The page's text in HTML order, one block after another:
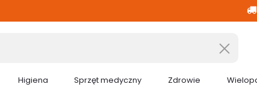
Higiena Sprzęt medyczny Zdrowie